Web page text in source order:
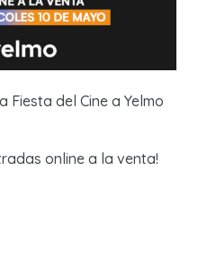
Fiesta del Cine a Yelmo
online a la venta!